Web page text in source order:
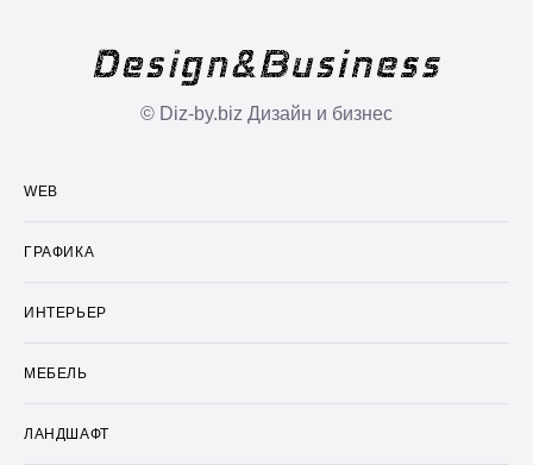
© Diz-by.biz Дизайн и бизнес
WEB
ГРАФИКА
ИНТЕРЬЕР
МЕБЕЛЬ
ЛАНДШАФТ